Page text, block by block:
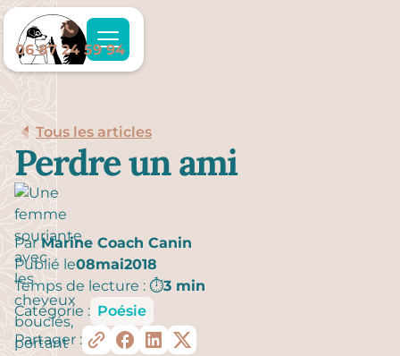
06 87 24 59 94
Tous les articles
Perdre un ami
ParMarine Coach Canin
Publié le08mai2018
Temps de lecture : ⏱️3 min
Catégorie : Poésie
Partager :